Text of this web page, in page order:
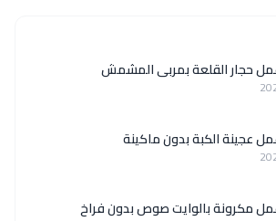
حجار القلعة بمربى المشمش
عجينة الكبة بدون ماكينة
مكرونة بالوايت صوص بدون فراخ